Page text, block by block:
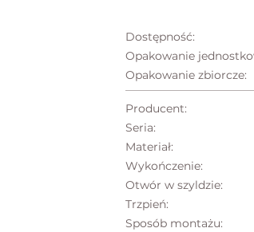
Dostępność:
Opakowanie
Opakowanie zbiorcze:
Producent:
Seria:
Materiał:
Wykończenie:
Otwór w szyldzie:
Trzpień:
Sposób montażu: